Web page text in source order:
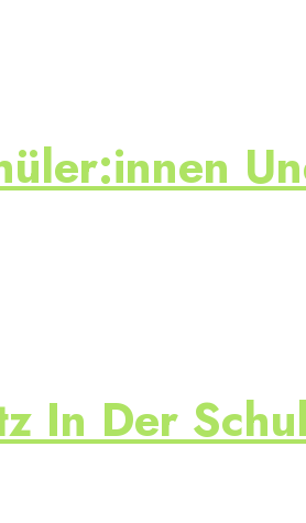
In Der